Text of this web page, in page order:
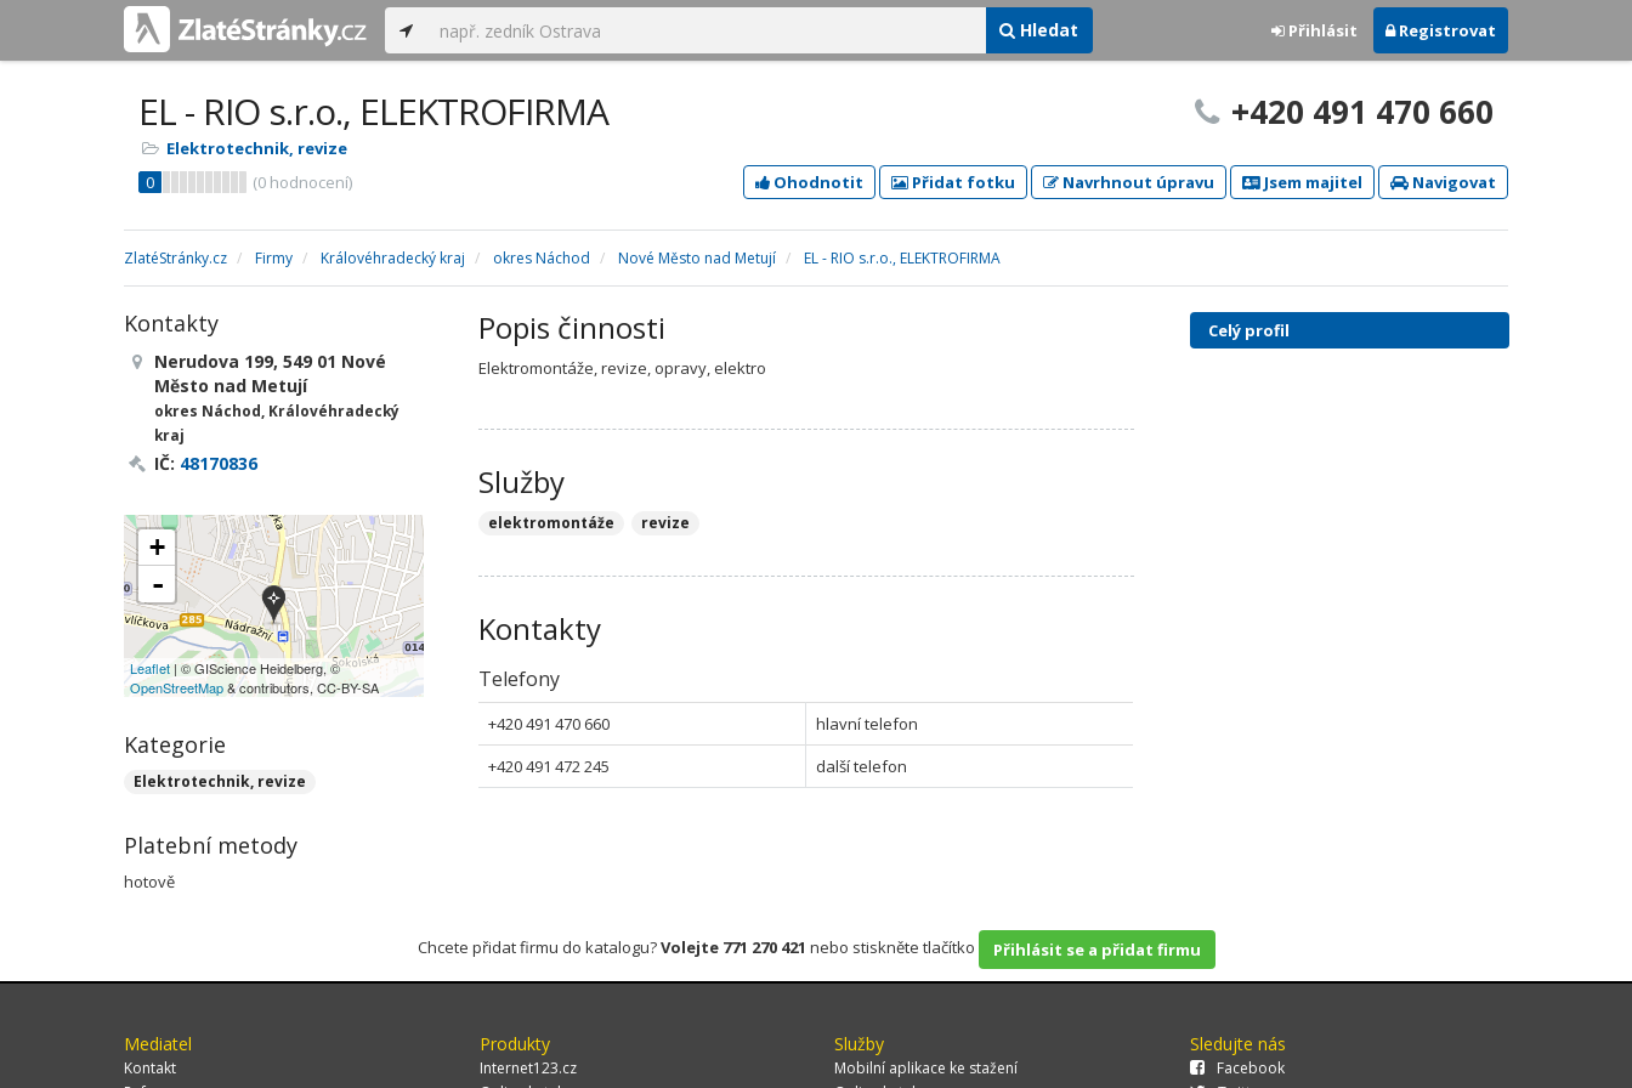
Hledat Přihlásit Registrovat
EL - RIO s.r.o., ELEKTROFIRMA
Elektrotechnik, revize
0
(0 hodnocení)
+420 491 470 660
Ohodnotit Přidat fotku Navrhnout úpravu Jsem majitel Navigovat
ZlatéStránky.cz Firmy Královéhradecký kraj okres Náchod Nové Město nad Metují EL - RIO s.r.o., ELEKTROFIRMA
Popis činnosti
Elektromontáže, revize, opravy, elektro
Služby
elektromontáže revize
Kontakty
Telefony
+420 491 470 660
hlavní telefon
+420 491 472 245
další telefon
Kontakty
Nerudova 199, 549 01 Nové
Město nad Metují
okres Náchod, Královéhradecký
kraj
IČ: 48170836
+
-
Leaflet| © GIScience Heidelberg, ©
OpenStreetMap& contributors, CC-BY-SA
Kategorie
Elektrotechnik, revize
Platební metody
hotově
Celý profil
Chcete přidat firmu do katalogu?Volejte 771 270 421 nebo stiskněte tlačítko Přihlásit se a přidat firmu
Mediatel
Kontakt
Produkty
Internet123.cz
Služby
Mobilní aplikace ke stažení
Sledujte nás
Facebook